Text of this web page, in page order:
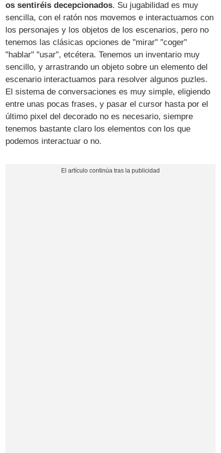
os sentiréis decepcionados. Su jugabilidad es muy
sencilla, con el ratón nos movemos e interactuamos con
los personajes y los objetos de los escenarios, pero no
tenemos las clásicas opciones de "mirar" "coger"
"hablar" "usar", etcétera. Tenemos un inventario muy
sencillo, y arrastrando un objeto sobre un elemento del
escenario interactuamos para resolver algunos puzles.
El sistema de conversaciones es muy simple, eligiendo
entre unas pocas frases, y pasar el cursor hasta por el
último pixel del decorado no es necesario, siempre
tenemos bastante claro los elementos con los que
podemos interactuar o no.